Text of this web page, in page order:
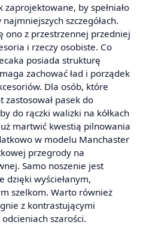
zaprojektowane, by spełniało
szczegółach.
ono z przestrzennej przedniej
i rzeczy osobiste. Co
posiada strukturę
zachować ład i porządek
Dla osób, które
pasek do
do rączki walizki na kółkach
martwić kwestią pilnowania
w modelu Manchaster
przegrody na
Samo noszenie jest
dzięki wyściełanym,
szelkom. Warto również
z kontrastującymi
szarości.